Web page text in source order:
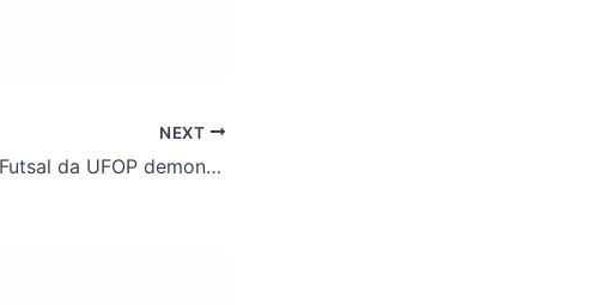
NEXT
Times de Futsal da UFOP demonstram apoio à greve dos TAEs